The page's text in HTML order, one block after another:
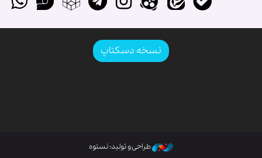
نسخه دسکتاپ
طراحی و تولید: نستوه